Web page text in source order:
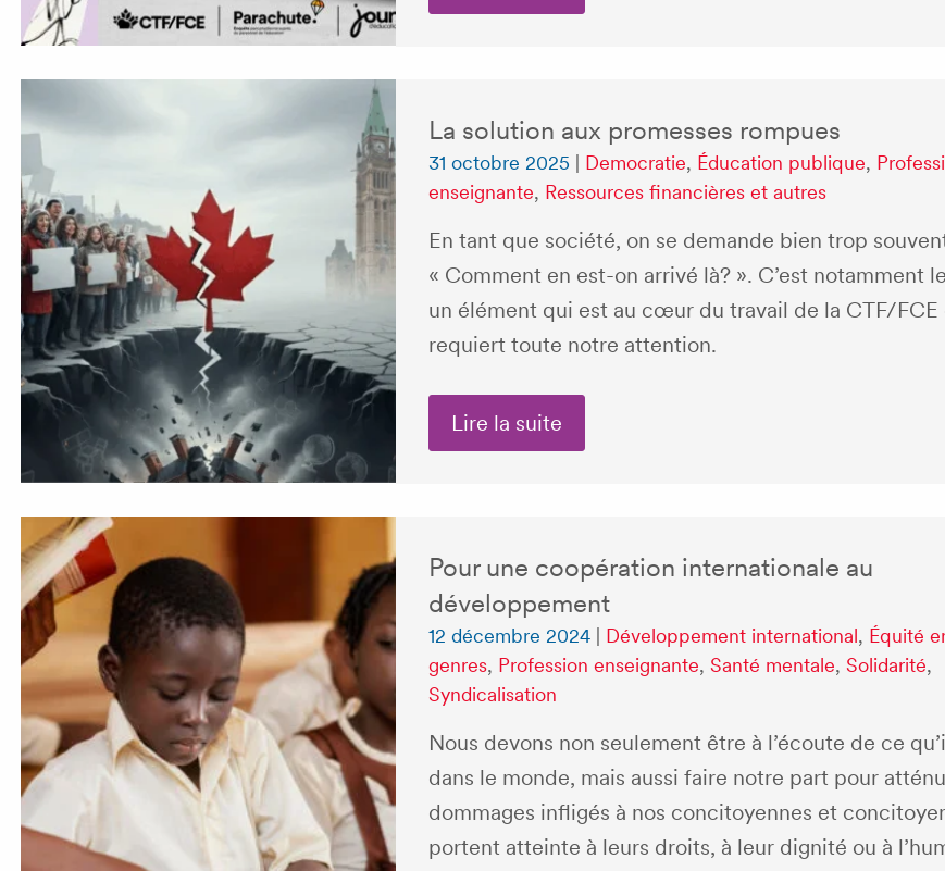
La solution aux promesses rompues
31 octobre 2025 Democratie, Éducation publique,
enseignante, Ressources financières et autres
En tant que société, on se demande bien trop
« Comment en est-on arrivé là? ». C’est notamment
un élément qui est au cœur du travail de la CTF/FCE
requiert toute notre attention.
Lire la suite
Pour une coopération internationale au
développement
12 décembre 2024| Développement international, Équité
genres, Profession enseignante, Santé mentale, Solidarité,
Syndicalisation
Nous devons non seulement être à l’écoute de ce
dans le monde, mais aussi faire notre part pour
dommages infligés à nos concitoyennes et
portent atteinte à leurs droits, à leur dignité ou à